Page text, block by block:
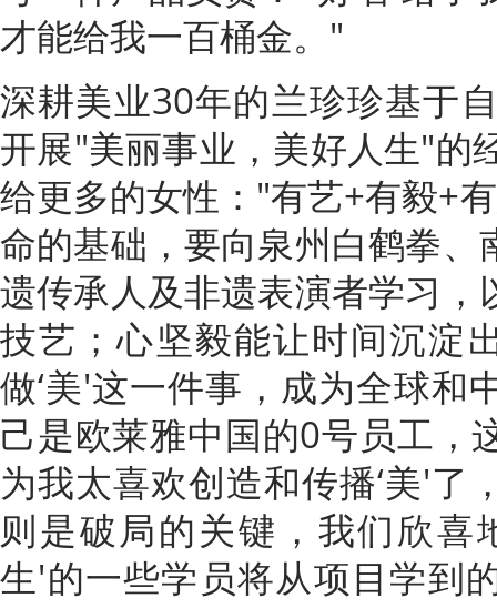
才能给我一百桶金。"
深耕美业30年的兰珍珍基于
开展"美丽事业，美好人生"的
给更多的女性："有艺+有毅+
命的基础，要向泉州白鹤拳
遗传承人及非遗表演者学习
技艺；心坚毅能让时间沉淀
做‘美'这一件事，成为全球和
己是欧莱雅中国的0号员工，
为我太喜欢创造和传播‘美'了
则是破局的关键，我们欣喜
生'的一些学员将从项目学到